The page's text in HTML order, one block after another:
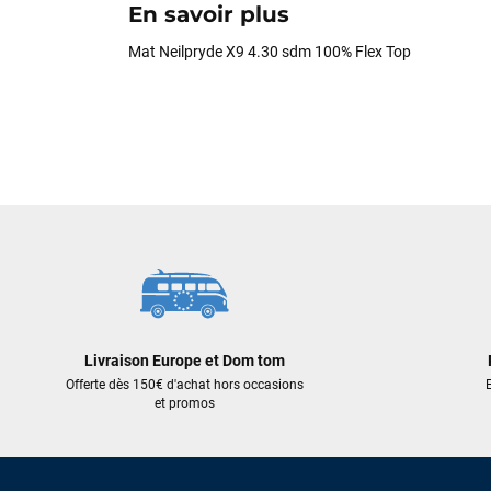
En savoir plus
Mat Neilpryde X9 4.30 sdm 100% Flex Top
Livraison Europe et Dom tom
Offerte dès 150€ d'achat hors occasions
et promos